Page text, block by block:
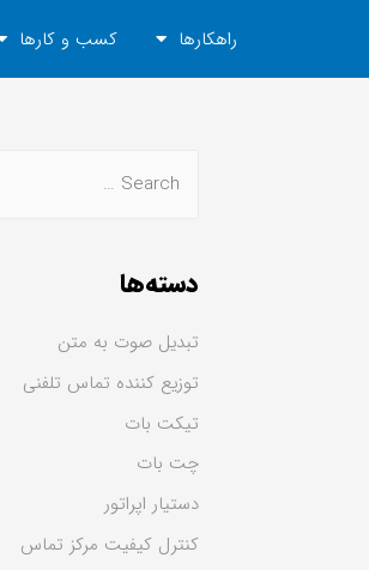
راهکارها کسب و کارها
دسته‌ها
تبدیل صوت به متن
توزیع کننده تماس تلفنی
تیکت بات
چت بات
دستیار اپراتور
کنترل کیفیت مرکز تماس